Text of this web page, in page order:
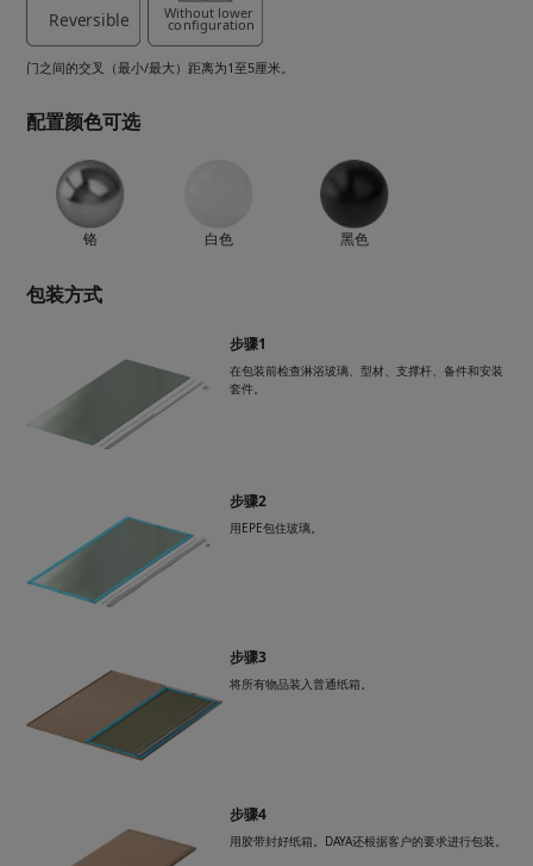
门之间的交叉（最小/最大）距离为1至5厘米。
配置颜色可选
铬 白色 黑色
包装方式
步骤1
在包装前检查淋浴玻璃、型材、支撑杆、备件和安装
套件。
步骤2
用EPE包住玻璃。
步骤3
将所有物品装入普通纸箱。
步骤4
用胶带封好纸箱。DAYA还根据客户的要求进行包装。